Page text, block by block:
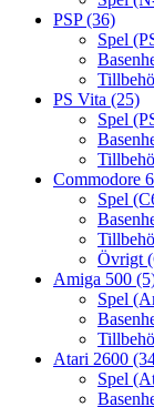
PSP(36)
Spel
PS Vita (25)
Spel
Commodore
Spel
Övrigt
Amiga 500
Spel
Atari 2600
Spel